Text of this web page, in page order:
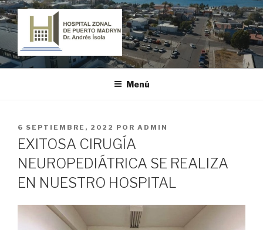
Ir
al
contenido
HOSPITAL ZONAL DE PUERTO
"Dr. Andrés Ísola"
Menú
PUBLICADO
EL
6 SEPTIEMBRE, 2022 POR ADMIN
EXITOSA CIRUGÍA
NEUROPEDIÁTRICA SE REALIZA
EN NUESTRO HOSPITAL